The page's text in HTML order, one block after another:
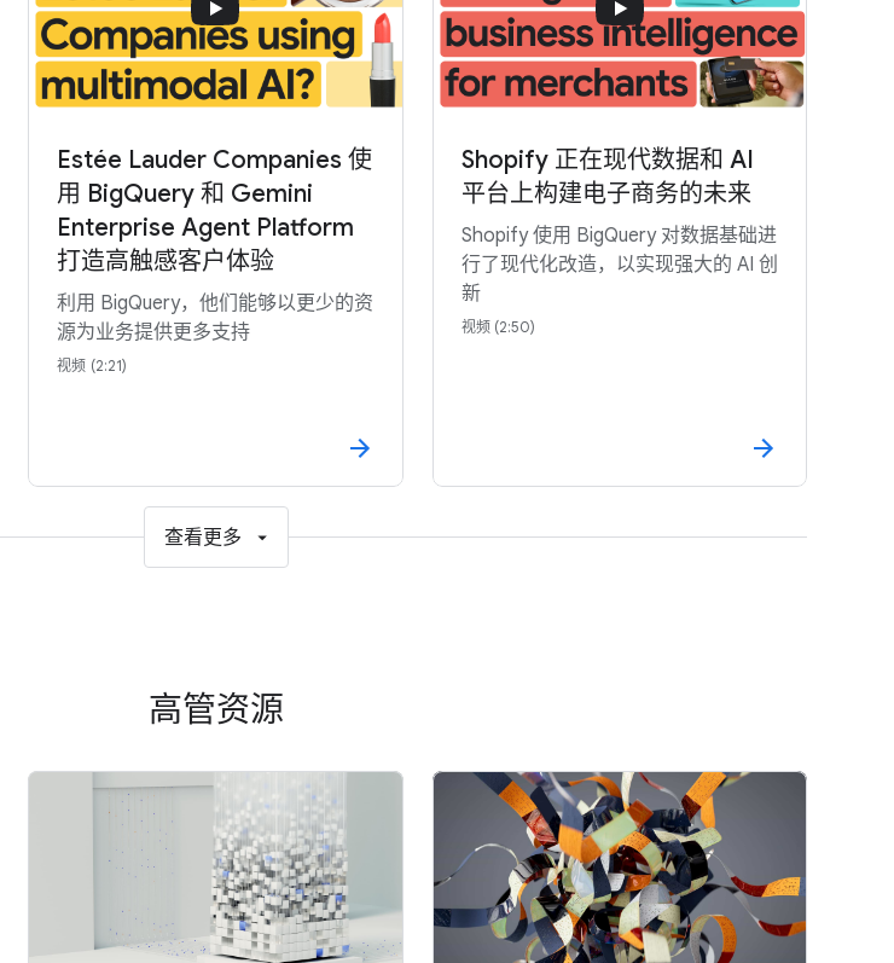
Estée Lauder Companies 使
用 BigQuery 和 Gemini
Enterprise Agent Platform
打造高触感客户体验
利用 BigQuery，他们能够以更少的资
源为业务提供更多支持
视频 (2:21)
Shopify 正在现代数据和 AI
平台上构建电子商务的未来
Shopify 使用 BigQuery 对数据基础进
行了现代化改造，以实现强大的 AI 创
新
视频 (2:50)
查看更多
高管资源